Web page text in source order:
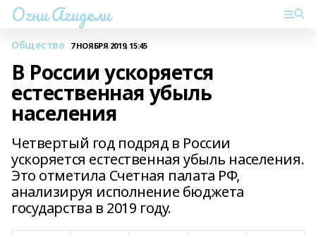
Огни Агидели
Общество 7 НОЯБРЯ 2019, 15:45
В России ускоряется
естественная убыль
населения
Четвертый год подряд в России
ускоряется естественная убыль населения.
Это отметила Счетная палата РФ,
анализируя исполнение бюджета
государства в 2019 году.